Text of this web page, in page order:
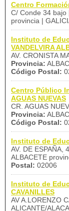
Centro
C/ Conde 34 bajo
provincia |
Instituto de
VANDELVIRA
AV. CRONISTA
Provincia:
Código Postal:
Centro Público
AGUAS NUEVAS
CR. AGUAS
Provincia:
Código Postal:
Instituto de
AV. DE ESPAÑA,
ALBACETE
Postal: 02006
Instituto de
CAVANILLES
AV A.LORENZO
ALICANTE/